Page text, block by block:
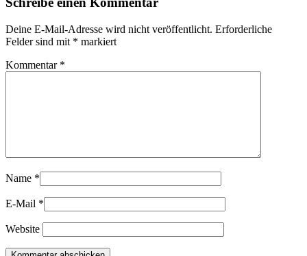
Deine E-Mail-Adresse wird nicht veröffentlicht. Erforderliche
Felder sind mit * markiert
Kommentar *
Name *
E-Mail *
Website